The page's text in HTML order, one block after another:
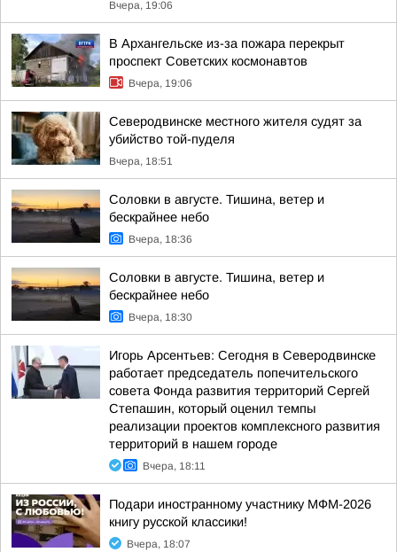
Вчера, 19:06
В Архангельске из-за пожара перекрыт
проспект Советских космонавтов
Вчера, 19:06
Северодвинске местного жителя судят за
убийство той-пуделя
Вчера, 18:51
Соловки в августе. Тишина, ветер и
бескрайнее небо
Вчера, 18:36
Соловки в августе. Тишина, ветер и
бескрайнее небо
Вчера, 18:30
Игорь Арсентьев: Сегодня в Северодвинске
работает председатель попечительского
совета Фонда развития территорий Сергей
Степашин, который оценил темпы
реализации проектов комплексного развития
территорий в нашем городе
Вчера, 18:11
Подари иностранному участнику МФМ-2026
книгу русской классики!
Вчера, 18:07